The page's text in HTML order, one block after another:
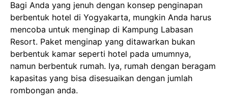
Bagi Anda yang jenuh dengan konsep penginapan
berbentuk hotel di Yogyakarta, mungkin Anda harus
mencoba untuk menginap di Kampung Labasan
Resort. Paket menginap yang ditawarkan bukan
berbentuk kamar seperti hotel pada umumnya,
namun berbentuk rumah. Iya, rumah dengan beragam
kapasitas yang bisa disesuaikan dengan jumlah
rombongan anda.